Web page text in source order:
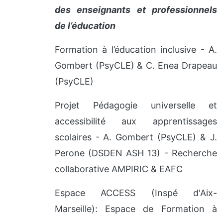
des enseignants et professionnels
de l’éducation
Formation à l’éducation inclusive - A.
Gombert (PsyCLE) & C. Enea Drapeau
(PsyCLE)
Projet Pédagogie universelle et
accessibilité aux apprentissages
scolaires - A. Gombert (PsyCLE) & J.
Perone (DSDEN ASH 13) - Recherche
collaborative AMPIRIC & EAFC
Espace ACCESS (Inspé d'Aix-
Marseille): Espace de Formation à